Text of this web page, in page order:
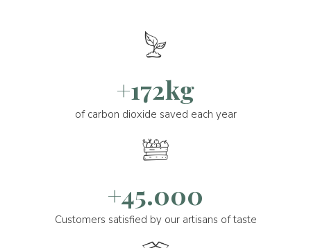
+172kg
of carbon dioxide saved each year
+45.000
Customers satisfied by our artisans of taste